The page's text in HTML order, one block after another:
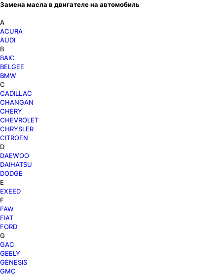
Замена масла в двигателе на автомобиль
A
ACURA
AUDI
B
BAIC
BELGEE
BMW
C
CADILLAC
CHANGAN
CHERY
CHEVROLET
CHRYSLER
CITROEN
D
DAEWOO
DAIHATSU
DODGE
E
EXEED
F
FAW
FIAT
FORD
G
GAC
GEELY
GENESIS
GMC